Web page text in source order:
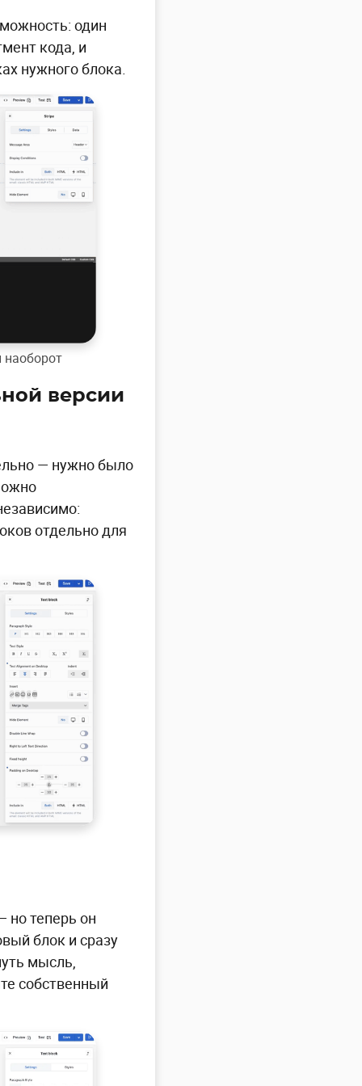
один
кода, и
нужного блока.
версии
— нужно было
отдельно для
теперь он
блок и сразу
мысль,
собственный